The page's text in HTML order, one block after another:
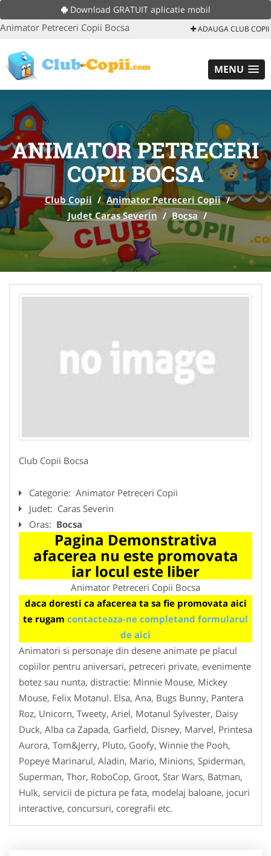
Download GRATUIT aplicatie mobil
Animator Petreceri Copii Bocsa ADAUGA CLUB COPII
MENU
ANIMATOR PETRECERI
COPII BOCSA
Club Copii / Animator Petreceri Copii /
Judet Caras Severin / Bocsa /
Club Copii Bocsa
Categorie: Animator Petreceri Copii
Judet: Caras Severin
Oras: Bocsa
Pagina Demonstrativa
afacerea nu este promovata
iar locul este liber
Animator Petreceri Copii Bocsa
daca doresti ca afacerea ta sa fie promovata aici
te rugam contacteaza-ne completand formularul
de aici
Animatori si personaje din desene animate pe placul
copiilor pentru aniversari, petreceri private, evenimente
botez sau nunta, distractie: Minnie Mouse, Mickey
Mouse, Felix Motanul. Elsa, Ana, Bugs Bunny, Pantera
Roz, Unicorn, Tweety, Ariel, Motanul Sylvester, Daisy
Duck, Alba ca Zapada, Garfield, Disney, Marvel, Printesa
Aurora, Tom&Jerry, Pluto, Goofy, Winnie the Pooh,
Popeye Marinarul, Aladin, Mario, Minions, Spiderman,
Superman, Thor, RoboCop, Groot, Star Wars, Batman,
Hulk, servicii de pictura pe fata, modelaj baloane, jocuri
interactive, concursuri, coregrafii etc.